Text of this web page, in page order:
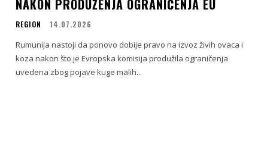
NAKON PRODUŽENJA OGRANIČENJA EU
REGION 14.07.2026
Rumunija nastoji da ponovo dobije pravo na izvoz živih ovaca i
koza nakon što je Evropska komisija produžila ograničenja
uvedena zbog pojave kuge malih...